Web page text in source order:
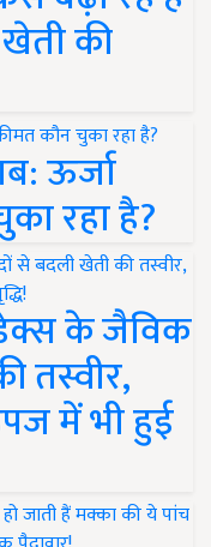
की
ऊर्जा
रहा है?
के जैविक
तस्वीर,
में भी हुई